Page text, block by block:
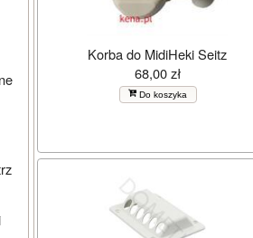
Korba do MidiHeki Seitz
68,00 zł
Do koszyka